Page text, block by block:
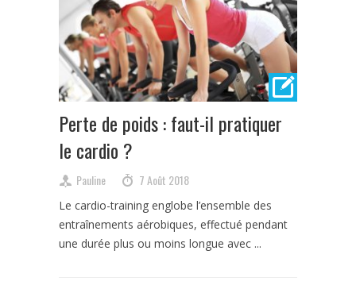
Perte de poids : faut-il pratiquer
le cardio ?
Pauline 7 Août 2018
Le cardio-training englobe l’ensemble des
entraînements aérobiques, effectué pendant
une durée plus ou moins longue avec ...